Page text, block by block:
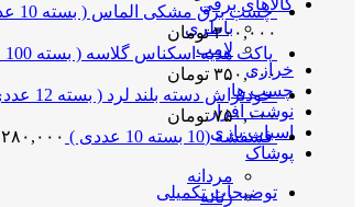
کالاهای برقی
باطری
لامپ
خرازی
چسب ها
نوشت افزار
اسباب بازی
پوشاک
مردانه
زنانه
چسب برق مشکی الماس ( بسته 10 عددی )
۲۰۰,۰۰۰ تومان
پاکت هدیه اسکناس گلاسه ( بسته 100 عددی )
۳۵۰,۰۰۰ تومان
خودتراش دسته بلند لرد ( بسته 12 عددی )
۷۵۰,۰۰۰ تومان
فشفشه (10 بسته 10 عددی )
۲۸۰,۰۰۰
توضیحات تکمیلی